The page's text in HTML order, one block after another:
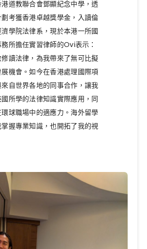
道教聯合會鄧顯紀念中學，透
考獲香港卓越獎學金，入讀倫
學院法律系，現於本港一所國
所擔任實習律師的Ovi表示：
修讀法律，為我帶來了無可比擬
機會。如今在香港處理國際項
來自世界各地的同事合作，讓我
所學的法律知識實際應用，同
球職場中的適應力。海外留學
握專業知識，也開拓了我的視